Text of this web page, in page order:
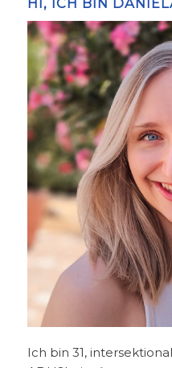
HI, ICH BIN
Ich bin 31,